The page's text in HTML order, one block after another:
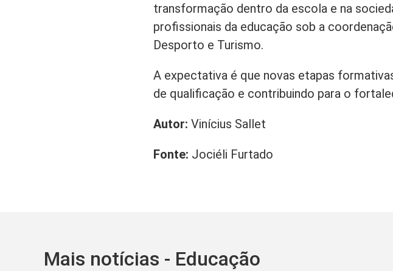
transformação dentro da escola e na
profissionais da educação sob a
Desporto e Turismo.
A expectativa é que novas etapas
de qualificação e contribuindo para o
Autor: Vinícius Sallet
Fonte: Jociéli Furtado
Mais notícias - Educação